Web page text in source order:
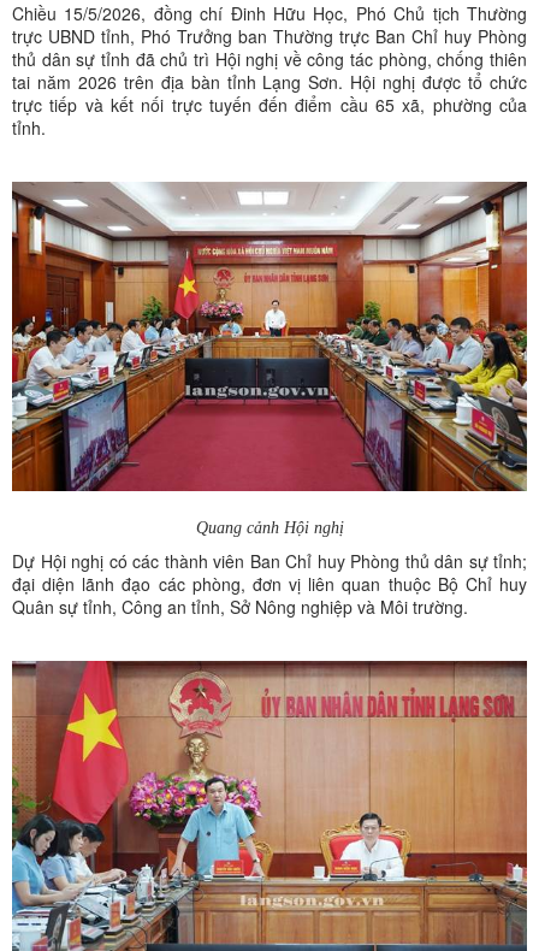
Chiều 15/5/2026, đồng chí Đinh Hữu Học, Phó Chủ tịch Thường
trực UBND tỉnh, Phó Trưởng ban Thường trực Ban Chỉ huy Phòng
thủ dân sự tỉnh đã chủ trì Hội nghị về công tác phòng, chống thiên
tai năm 2026 trên địa bàn tỉnh Lạng Sơn. Hội nghị được tổ chức
trực tiếp và kết nối trực tuyến đến điểm cầu 65 xã, phường của
tỉnh.
Quang cảnh Hội nghị
Dự Hội nghị có các thành viên Ban Chỉ huy Phòng thủ dân sự tỉnh;
đại diện lãnh đạo các phòng, đơn vị liên quan thuộc Bộ Chỉ huy
Quân sự tỉnh, Công an tỉnh, Sở Nông nghiệp và Môi trường.